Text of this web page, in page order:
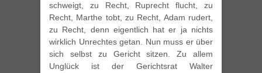
schweigt, zu Recht, Ruprecht flucht, zu
Recht, Marthe tobt, zu Recht, Adam rudert,
zu Recht, denn eigentlich hat er ja nichts
wirklich Unrechtes getan. Nun muss er über
sich selbst zu Gericht sitzen. Zu allem
Unglück ist der Gerichtsrat Walter